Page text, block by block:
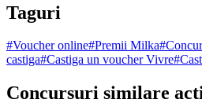
Taguri
#Voucher online#Premii Milka#
castiga#Castiga un voucher Vivre#
Concursuri similare